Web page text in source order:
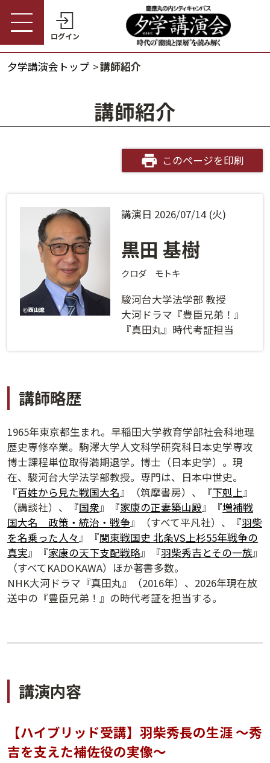
ログイン
パスワード
会員番号・パスワードをお忘れの方
ログインヘルプ
ログインする
プライバシーポリシー に同意の上ご利用ください。
法人会員システムご利用の方へ
夕学講演会トップ 講師紹介
講師紹介
このページを印刷
講演日 2026/07/14 (火)
黒田 基樹
クロダ モトキ
駿河台大学法学部 教授
大河ドラマ『豊臣兄弟！』
『真田丸』時代考証担当
講師略歴
1965年東京都生まれ。早稲田大学教育学部社会科地理
歴史専修卒業。駒澤大学人文科学研究科日本史学専攻
博士課程単位取得満期退学。博士（日本史学）。現
在、駿河台大学法学部教授。専門は、日本中世史。
『百姓から見た戦国大名』（筑摩書房）、『下剋上』
（講談社）、『国衆』『家康の正妻築山殿』『増補戦
国大名 政策・統治・戦争』（すべて平凡社）、『羽柴
を名乗った人々』『関東戦国史 北条VS上杉55年戦争の
真実』『家康の天下支配戦略』『羽柴秀吉とその一族』
（すべてKADOKAWA）ほか著書多数。
NHK大河ドラマ『真田丸』（2016年）、2026年現在放
送中の『豊臣兄弟！』の時代考証を担当する。
講演内容
【ハイブリッド受講】羽柴秀長の生涯 ～秀
吉を支えた補佐役の実像～
夕学講演会とは
開催概要
受講料金・割引制度
活用方法
資料請求
ご利用ガイド
お問い合わせ
講演履歴
法人会員のご案内
講演日程ダウンロード